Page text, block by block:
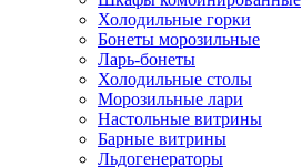
Холодильные горки
Бонеты морозильные
Ларь-бонеты
Холодильные столы
Морозильные лари
Настольные витрины
Барные витрины
Льдогенераторы